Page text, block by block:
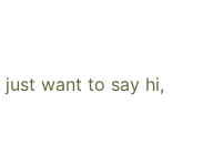
want to say hi,